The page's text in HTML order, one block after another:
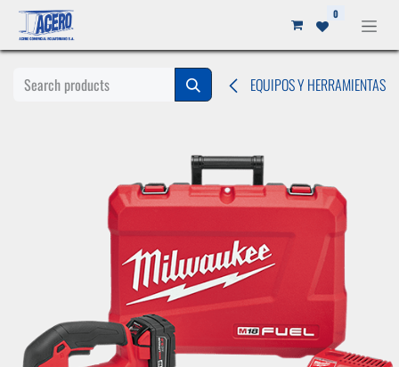
Ir al contenido 0
EQUIPOS Y HERRAMIENTAS